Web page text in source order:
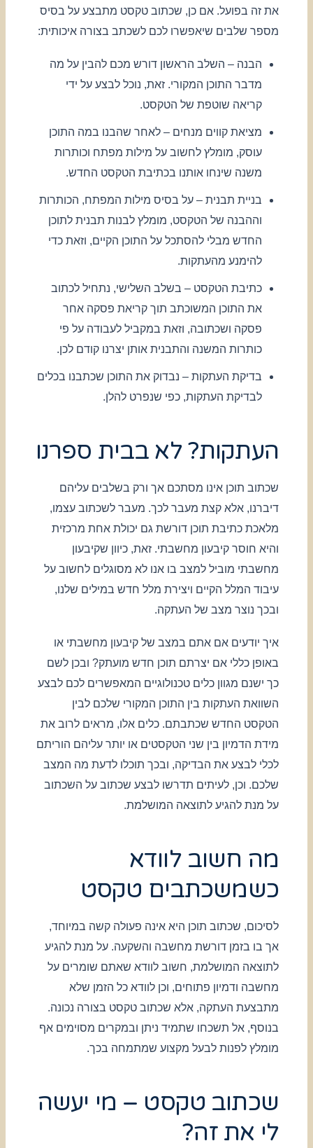
את זה בפועל. אם כן, שכתוב טקסט מתבצע על בסיס
מספר שלבים שיאפשרו לכם לשכתב בצורה איכותית:
הבנה – השלב הראשון דורש מכם להבין על מה
מדבר התוכן המקורי. זאת, נוכל לבצע על ידי
קריאה שוטפת של הטקסט.
מציאת קווים מנחים – לאחר שהבנו במה התוכן
עוסק, מומלץ לחשוב על מילות מפתח וכותרות
משנה שינחו אותנו בכתיבת הטקסט החדש.
בניית תבנית – על בסיס מילות המפתח, הכותרות
וההבנה של הטקסט, מומלץ לבנות תבנית לתוכן
החדש מבלי להסתכל על התוכן הקיים, וזאת כדי
להימנע מהעתקות.
כתיבת הטקסט – בשלב השלישי, נתחיל לכתוב
את התוכן המשוכתב תוך קריאת פסקה אחר
פסקה ושכתובה, וזאת במקביל לעבודה על פי
כותרות המשנה והתבנית אותן יצרנו קודם לכן.
בדיקת העתקות – נבדוק את התוכן שכתבנו בכלים
לבדיקת העתקות, כפי שנפרט להלן.
העתקות? לא בבית ספרנו
שכתוב תוכן אינו מסתכם אך ורק בשלבים עליהם
דיברנו, אלא קצת מעבר לכך. מעבר לשכתוב עצמו,
מלאכת כתיבת תוכן דורשת גם יכולת אחת מרכזית
והיא חוסר קיבעון מחשבתי. זאת, כיוון שקיבעון
מחשבתי מוביל למצב בו אנו לא מסוגלים לחשוב על
עיבוד המלל הקיים ויצירת מלל חדש במילים שלנו,
ובכך נוצר מצב של העתקה.
איך יודעים אם אתם במצב של קיבעון מחשבתי או
באופן כללי אם יצרתם תוכן חדש מועתק? ובכן לשם
כך ישנם מגוון כלים טכנולוגיים המאפשרים לכם לבצע
השוואת העתקות בין התוכן המקורי שלכם לבין
הטקסט החדש שכתבתם. כלים אלו, מראים לרוב את
מידת הדמיון בין שני הטקסטים או יותר עליהם הוריתם
לכלי לבצע את הבדיקה, ובכך תוכלו לדעת מה המצב
שלכם. וכן, לעיתים תדרשו לבצע שכתוב על השכתוב
על מנת להגיע לתוצאה המושלמת.
מה חשוב לוודא
כשמשכתבים טקסט
לסיכום, שכתוב תוכן היא אינה פעולה קשה במיוחד,
אך בו בזמן דורשת מחשבה והשקעה. על מנת להגיע
לתוצאה המושלמת, חשוב לוודא שאתם שומרים על
מחשבה ודמיון פתוחים, וכן לוודא כל הזמן שלא
מתבצעת העתקה, אלא שכתוב טקסט בצורה נכונה.
בנוסף, אל תשכחו שתמיד ניתן ובמקרים מסוימים אף
מומלץ לפנות לבעל מקצוע שמתמחה בכך.
שכתוב טקסט – מי יעשה
לי את זה?